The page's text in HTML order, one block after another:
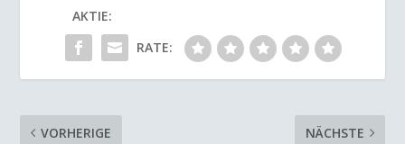
AKTIE:
RATE:
VORHERIGE NÄCHSTE